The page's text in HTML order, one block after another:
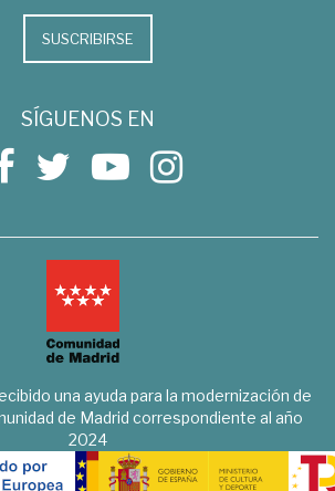
SUSCRIBIRSE
SÍGUENOS EN
una ayuda para la modernización de
de Madrid correspondiente al año
2024